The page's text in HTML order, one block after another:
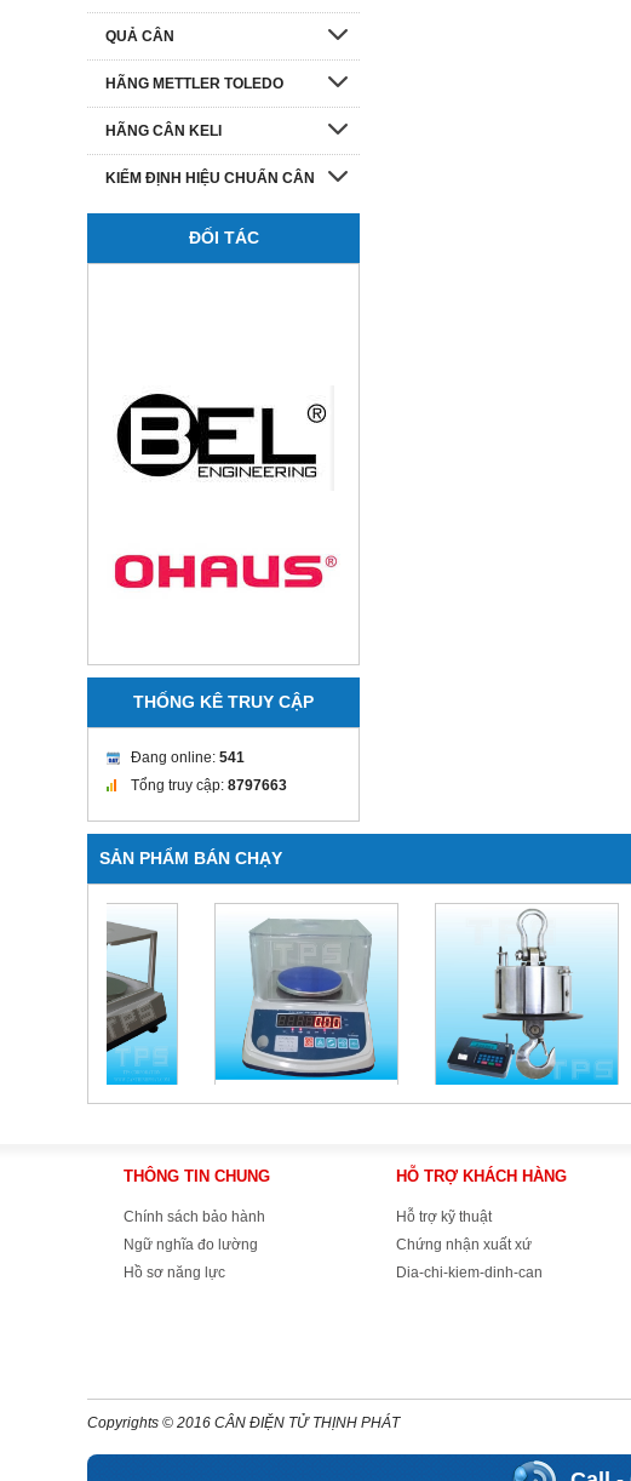
QUẢ CÂN
HÃNG METTLER TOLEDO
HÃNG CÂN KELI
KIỂM ĐỊNH HIỆU CHUẨN CÂN
ĐỐI TÁC
THỐNG KÊ TRUY CẬP
Đang online: 541
Tổng truy cập: 8797663
SẢN PHẨM BÁN CHẠY
THÔNG TIN CHUNG
Chính sách bảo hành
Ngữ nghĩa đo lường
Hồ sơ năng lực
HỖ TRỢ KHÁCH HÀNG
Hỗ trợ kỹ thuật
Chứng nhận xuất xứ
Dia-chi-kiem-dinh-can
Copyrights © 2016 CÂN ĐIỆN TỬ THỊNH PHÁT